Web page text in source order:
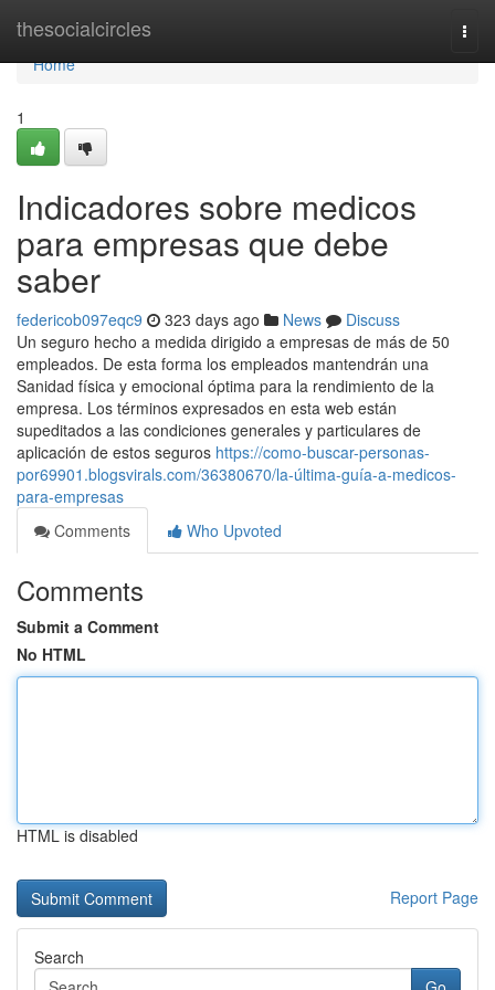
thesocialcircles
Home
Home
1
Indicadores sobre medicos
para empresas que debe
saber
federicob097eqc9 323 days ago News
Discuss
Un seguro hecho a medida dirigido a empresas de más de 50
empleados. De esta forma los empleados mantendrán una
Sanidad física y emocional óptima para la rendimiento de la
empresa. Los términos expresados en esta web están
supeditados a las condiciones generales y particulares de
aplicación de estos seguros https://como-buscar-personas-
por69901.blogsvirals.com/36380670/la-última-guía-a-medicos-
para-empresas
Comments
Who Upvoted
Comments
Submit a Comment
No HTML
HTML is disabled
Report Page
Search